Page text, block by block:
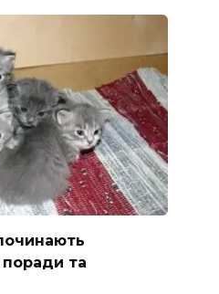
поради та